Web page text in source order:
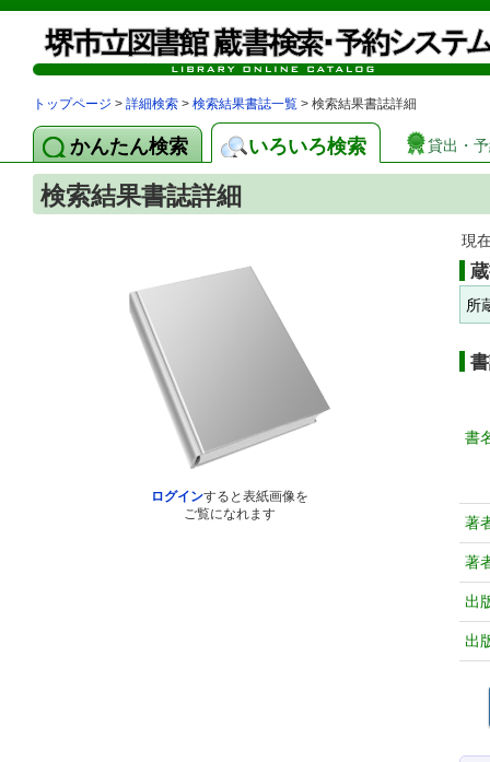
トップページ > 詳細検索 > 検索結果書誌一覧 > 検索結果書誌詳細
かんたん検索 いろいろ検索 貸出・
検索結果書誌詳細
ログインすると表紙画像を
ご覧になれます
現
所
書
著
著
出
出